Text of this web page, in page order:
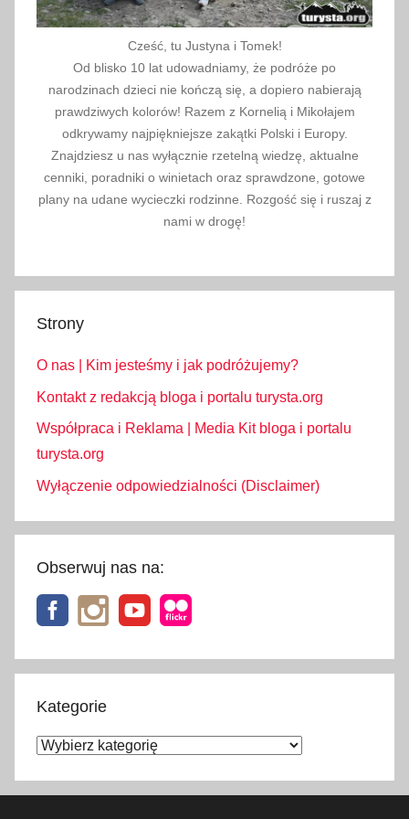
Cześć, tu Justyna i Tomek!
Od blisko 10 lat udowadniamy, że podróże po
narodzinach dzieci nie kończą się, a dopiero nabierają
prawdziwych kolorów! Razem z Kornelią i Mikołajem
odkrywamy najpiękniejsze zakątki Polski i Europy.
Znajdziesz u nas wyłącznie rzetelną wiedzę, aktualne
cenniki, poradniki o winietach oraz sprawdzone, gotowe
plany na udane wycieczki rodzinne. Rozgość się i ruszaj z
nami w drogę!
Strony
O nas | Kim jesteśmy i jak podróżujemy?
Kontakt z redakcją bloga i portalu turysta.org
Współpraca i Reklama | Media Kit bloga i portalu
turysta.org
Wyłączenie odpowiedzialności (Disclaimer)
Obserwuj nas na:
Kategorie
Kategorie